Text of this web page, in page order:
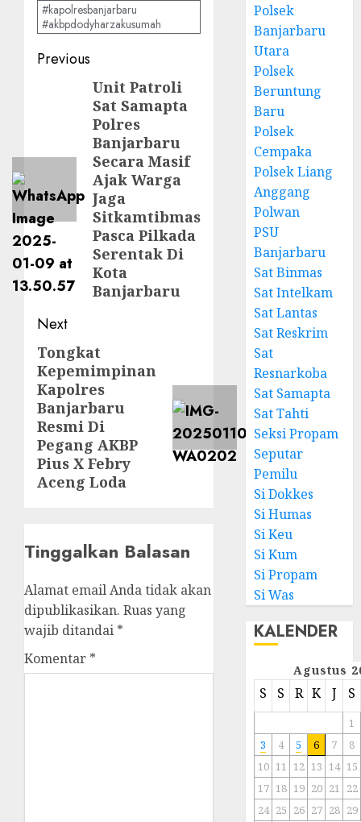
#kapolresbanjarbaru
#akbpdodyharzakusumah
Previous
Unit Patroli
Sat Samapta
Polres
Banjarbaru
Secara Masif
Ajak Warga
Jaga
Sitkamtibmas
Pasca Pilkada
Serentak Di
Kota
Banjarbaru
Next
Tongkat
Kepemimpinan
Kapolres
Banjarbaru
Resmi Di
Pegang AKBP
Pius X Febry
Aceng Loda
Tinggalkan Balasan
Alamat email Anda tidak akan
dipublikasikan. Ruas yang
wajib ditandai *
Komentar *
Polsek
Banjarbaru
Utara
Polsek
Beruntung
Baru
Polsek
Cempaka
Polsek Liang
Anggang
Polwan
PSU
Banjarbaru
Sat Binmas
Sat Intelkam
Sat Lantas
Sat Reskrim
Sat
Resnarkoba
Sat Samapta
Sat Tahti
Seksi Propam
Seputar
Pemilu
Si Dokkes
Si Humas
Si Keu
Si Kum
Si Propam
Si Was
KALENDER
Agustus
S S R K J S
1
3
4 5 6 7
8
10 11 12 13 14 15
17 18 19 20 21 22
24 25 26 27 28 29